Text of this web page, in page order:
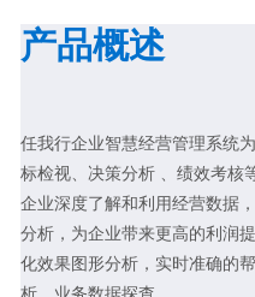
产品概述
任我行企业智慧经营管理系统
标检视、决策分析 、绩效考核
企业深度了解和利用经营数据
分析，为企业带来更高的利润
化效果图形分析，实时准确的